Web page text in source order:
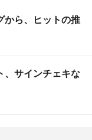
から、ヒットの推
、サインチェキな